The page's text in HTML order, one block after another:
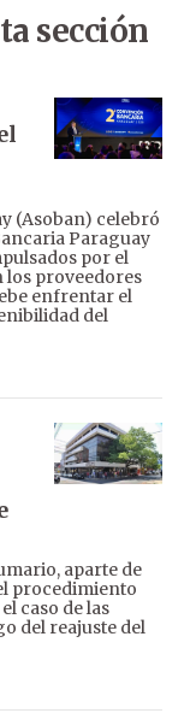
sección
(Asoban) celebró
Paraguay
por el
los proveedores
enfrentar el
del
aparte de
procedimiento
caso de las
del reajuste del